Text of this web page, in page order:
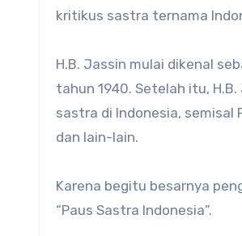
kritikus sastra ternama
H.B. Jassin mulai dikenal
tahun 1940. Setelah itu,
sastra di Indonesia, semisal
dan lain-lain.
Karena begitu besarnya
“Paus Sastra Indonesia”.